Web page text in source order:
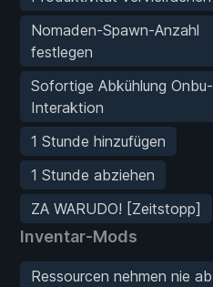
Nomaden-Spawn-Anzahl
festlegen
Sofortige Abkühlung Onbu-
Interaktion
1 Stunde hinzufügen
1 Stunde abziehen
ZA WARUDO! [Zeitstopp]
Inventar-Mods
Ressourcen nehmen nie ab